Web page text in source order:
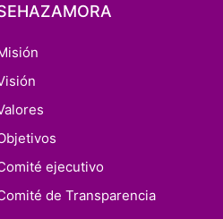
ejecutivo
de Transparencia